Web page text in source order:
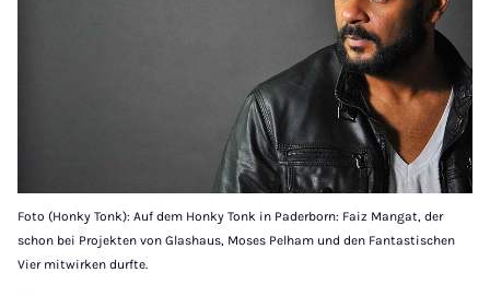
Foto (Honky Tonk): Auf dem Honky Tonk in Paderborn: Faiz Mangat, der
schon bei Projekten von Glashaus, Moses Pelham und den Fantastischen
Vier mitwirken durfte.